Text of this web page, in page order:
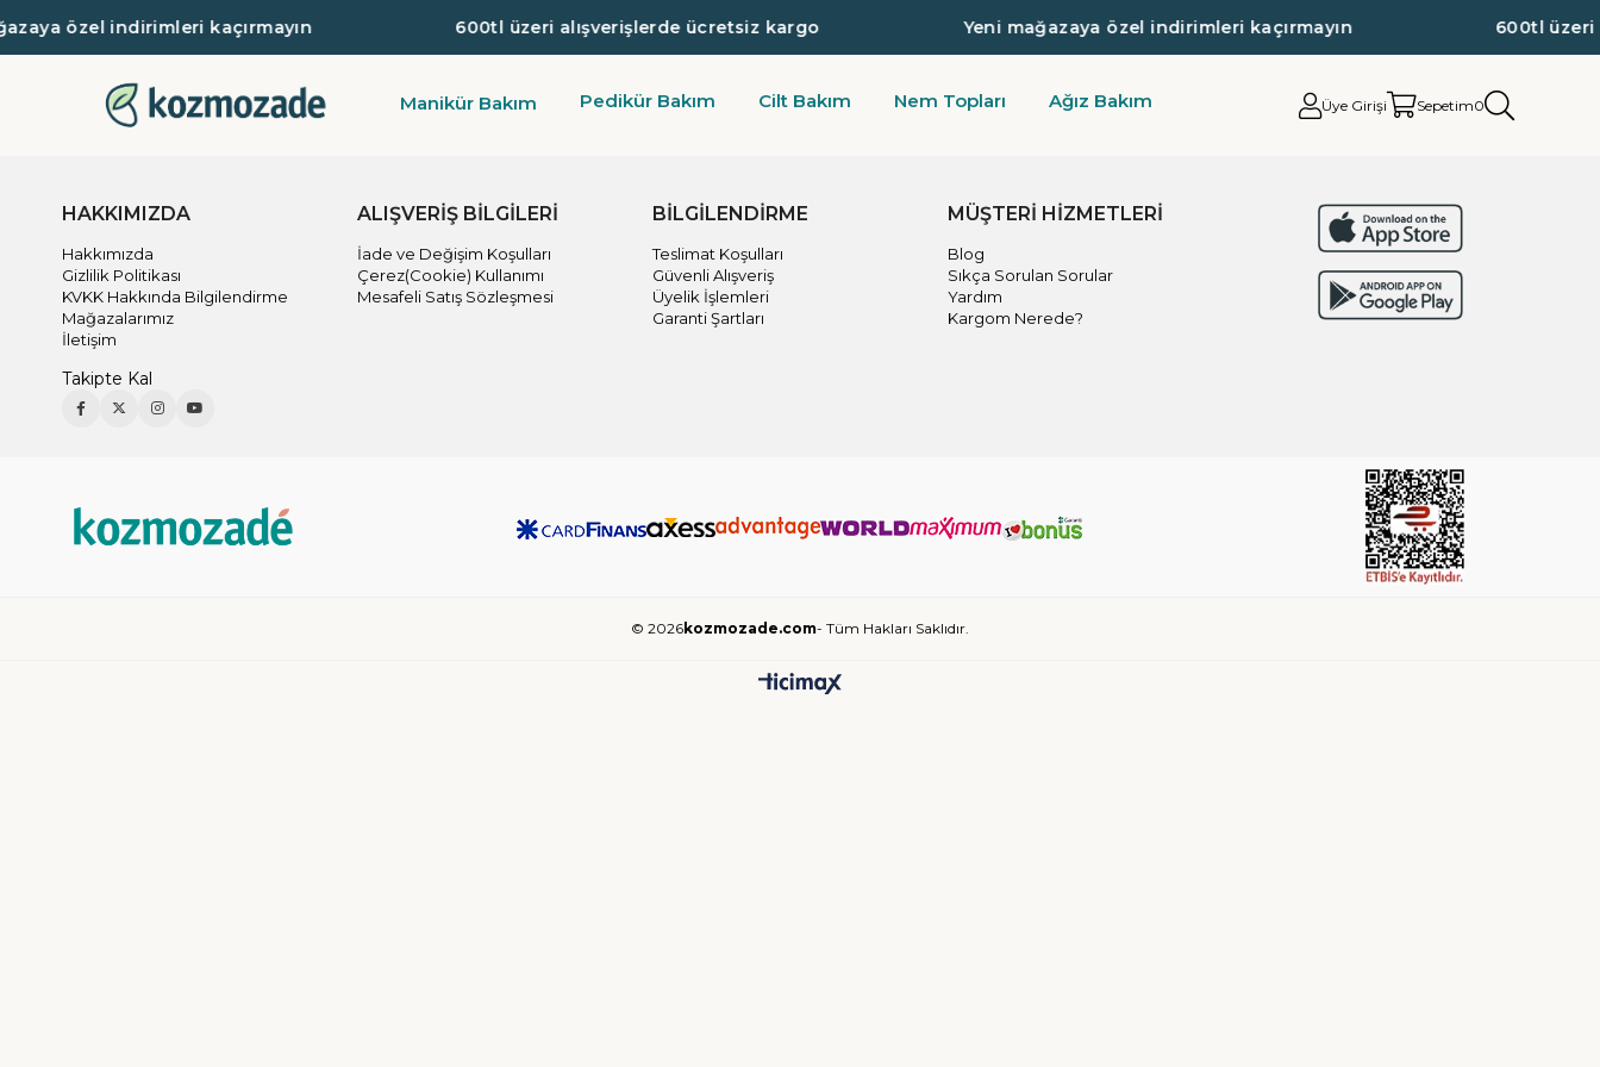
özel indirimleri kaçırmayın 600tl üzeri alışverişlerde ücretsiz kargo Yeni mağazaya özel indirimleri kaçırmayın 600tl üzeri
Manikür Bakım Pedikür Bakım Cilt Bakım Nem Topları Ağız Bakım Üye Girişi Sepetim0
HAKKIMIZDA
Hakkımızda
Gizlilik Politikası
KVKK Hakkında Bilgilendirme
Mağazalarımız
İletişim
Takipte Kal
ALIŞVERİŞ BİLGİLERİ
İade ve Değişim Koşulları
Çerez(Cookie) Kullanımı
Mesafeli Satış Sözleşmesi
BİLGİLENDİRME
Teslimat Koşulları
Güvenli Alışveriş
Üyelik İşlemleri
Garanti Şartları
MÜŞTERİ HİZMETLERİ
Blog
Sıkça Sorulan Sorular
Yardım
Kargom Nerede?
© 2026kozmozade.com- Tüm Hakları Saklıdır.